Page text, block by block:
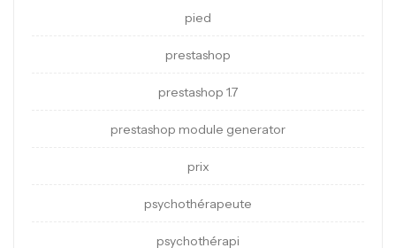
pied
prestashop
prestashop 1.7
prestashop module generator
prix
psychothérapeute
psychothérapi